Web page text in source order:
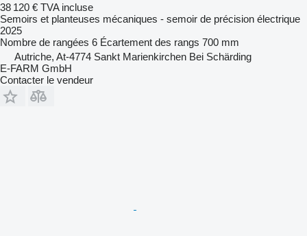
38 120 € TVA incluse
Semoirs et planteuses mécaniques - semoir de précision électrique
2025
Nombre de rangées 6 Écartement des rangs 700 mm
Autriche, At-4774 Sankt Marienkirchen Bei Schärding
E-FARM GmbH
Contacter le vendeur